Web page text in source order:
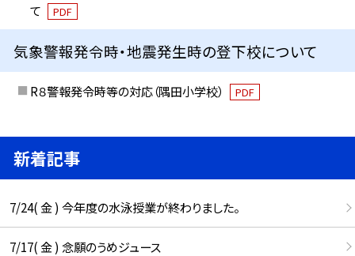
て
PDF
気象警報発令時・地震発生時の登下校について
R８警報発令時等の対応（隅田小学校） PDF
新着記事
7/24( 金 ) 今年度の水泳授業が終わりました。
7/17( 金 ) 念願のうめジュース